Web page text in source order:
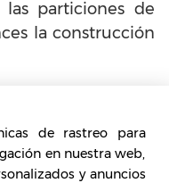
particiones de
la construcción
de rastreo para
en nuestra web,
y anuncios